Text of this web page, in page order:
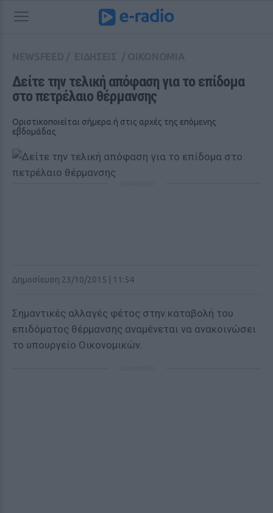
Δείτε την τελική απόφαση για το επίδομα
στο πετρέλαιο θέρμανσης
Οριστικοποιείται σήμερα ή στις αρχές της επόμενης
εβδομάδας
Δημοσίευση 23/10/2015 | 11:54
Σημαντικές αλλαγές φέτος στην καταβολή του
επιδόματος θέρμανσης αναμένεται να ανακοινώσει
το υπουργείο Οικονομικών.